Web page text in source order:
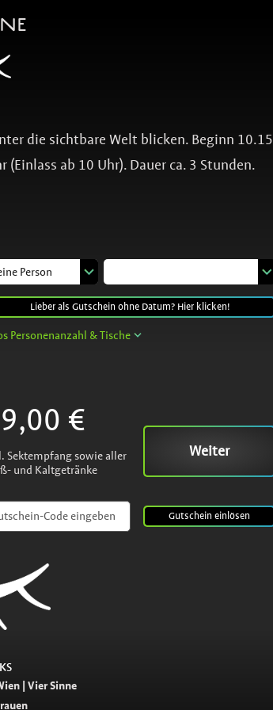
die sichtbare Welt blicken. Beginn 10.15
(Einlass ab 10 Uhr). Dauer ca. 3 Stunden.
Lieber als Gutschein ohne Datum? Hier klicken!
Personenanzahl & Tische
€
Sektempfang sowie aller
und Kaltgetränke
Weiter
Gutschein einlösen
| Vier Sinne